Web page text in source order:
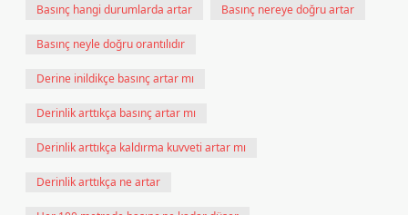
Basınç hangi durumlarda artar Basınç nereye doğru artar
Basınç neyle doğru orantılıdır
Derine inildikçe basınç artar mı
Derinlik arttıkça basınç artar mı
Derinlik arttıkça kaldırma kuvveti artar mı
Derinlik arttıkça ne artar